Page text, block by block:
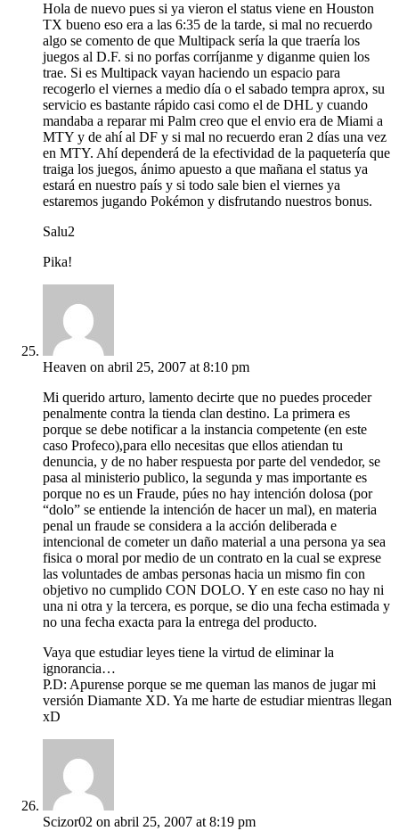
Hola de nuevo pues si ya vieron el status viene en Houston
TX bueno eso era a las 6:35 de la tarde, si mal no recuerdo
algo se comento de que Multipack sería la que traería los
juegos al D.F. si no porfas corríjanme y diganme quien los
trae. Si es Multipack vayan haciendo un espacio para
recogerlo el viernes a medio día o el sabado tempra aprox, su
servicio es bastante rápido casi como el de DHL y cuando
mandaba a reparar mi Palm creo que el envio era de Miami a
MTY y de ahí al DF y si mal no recuerdo eran 2 días una vez
en MTY. Ahí dependerá de la efectividad de la paquetería que
traiga los juegos, ánimo apuesto a que mañana el status ya
estará en nuestro país y si todo sale bien el viernes ya
estaremos jugando Pokémon y disfrutando nuestros bonus.
Salu2
Pika!
Heaven on abril 25, 2007 at 8:10 pm
Mi querido arturo, lamento decirte que no puedes proceder
penalmente contra la tienda clan destino. La primera es
porque se debe notificar a la instancia competente (en este
caso Profeco),para ello necesitas que ellos atiendan tu
denuncia, y de no haber respuesta por parte del vendedor, se
pasa al ministerio publico, la segunda y mas importante es
porque no es un Fraude, púes no hay intención dolosa (por
“dolo” se entiende la intención de hacer un mal), en materia
penal un fraude se considera a la acción deliberada e
intencional de cometer un daño material a una persona ya sea
fisica o moral por medio de un contrato en la cual se exprese
las voluntades de ambas personas hacia un mismo fin con
objetivo no cumplido CON DOLO. Y en este caso no hay ni
una ni otra y la tercera, es porque, se dio una fecha estimada y
no una fecha exacta para la entrega del producto.
Vaya que estudiar leyes tiene la virtud de eliminar la
ignorancia…
P.D: Apurense porque se me queman las manos de jugar mi
versión Diamante XD. Ya me harte de estudiar mientras llegan
xD
Scizor02 on abril 25, 2007 at 8:19 pm